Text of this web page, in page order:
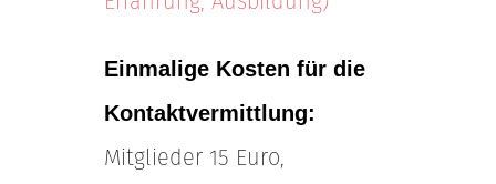
Einmalige Kosten für die
Kontaktvermittlung:
Mitglieder 15 Euro,